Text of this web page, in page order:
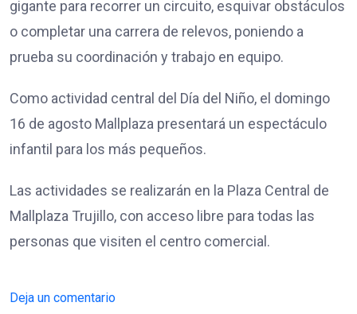
gigante para recorrer un circuito, esquivar obstáculos
o completar una carrera de relevos, poniendo a
prueba su coordinación y trabajo en equipo.
Como actividad central del Día del Niño, el domingo
16 de agosto Mallplaza presentará un espectáculo
infantil para los más pequeños.
Las actividades se realizarán en la Plaza Central de
Mallplaza Trujillo, con acceso libre para todas las
personas que visiten el centro comercial.
Deja un comentario